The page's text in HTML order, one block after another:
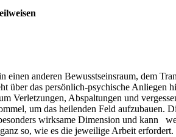
anderen Bewusstseinsraum, dem
über das persönlich-psychische Anliegen
Verletzungen, Abspaltungen und
um das heilenden Feld aufzubauen.
wirksame Dimension und kann
so, wie es die jeweilige Arbeit erfordert.